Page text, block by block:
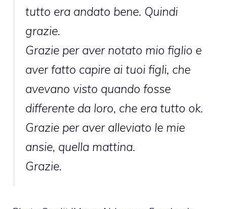
tutto era andato bene. Quindi
grazie.
Grazie per aver notato mio figlio e
aver fatto capire ai tuoi figli, che
avevano visto quando fosse
differente da loro, che era tutto ok.
Grazie per aver alleviato le mie
ansie, quella mattina.
Grazie.